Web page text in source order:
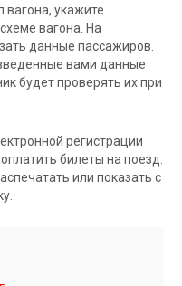
укажите
вагона. На
данные пассажиров.
вами данные
будет проверять их при
регистрации
билеты на поезд.
или показать с